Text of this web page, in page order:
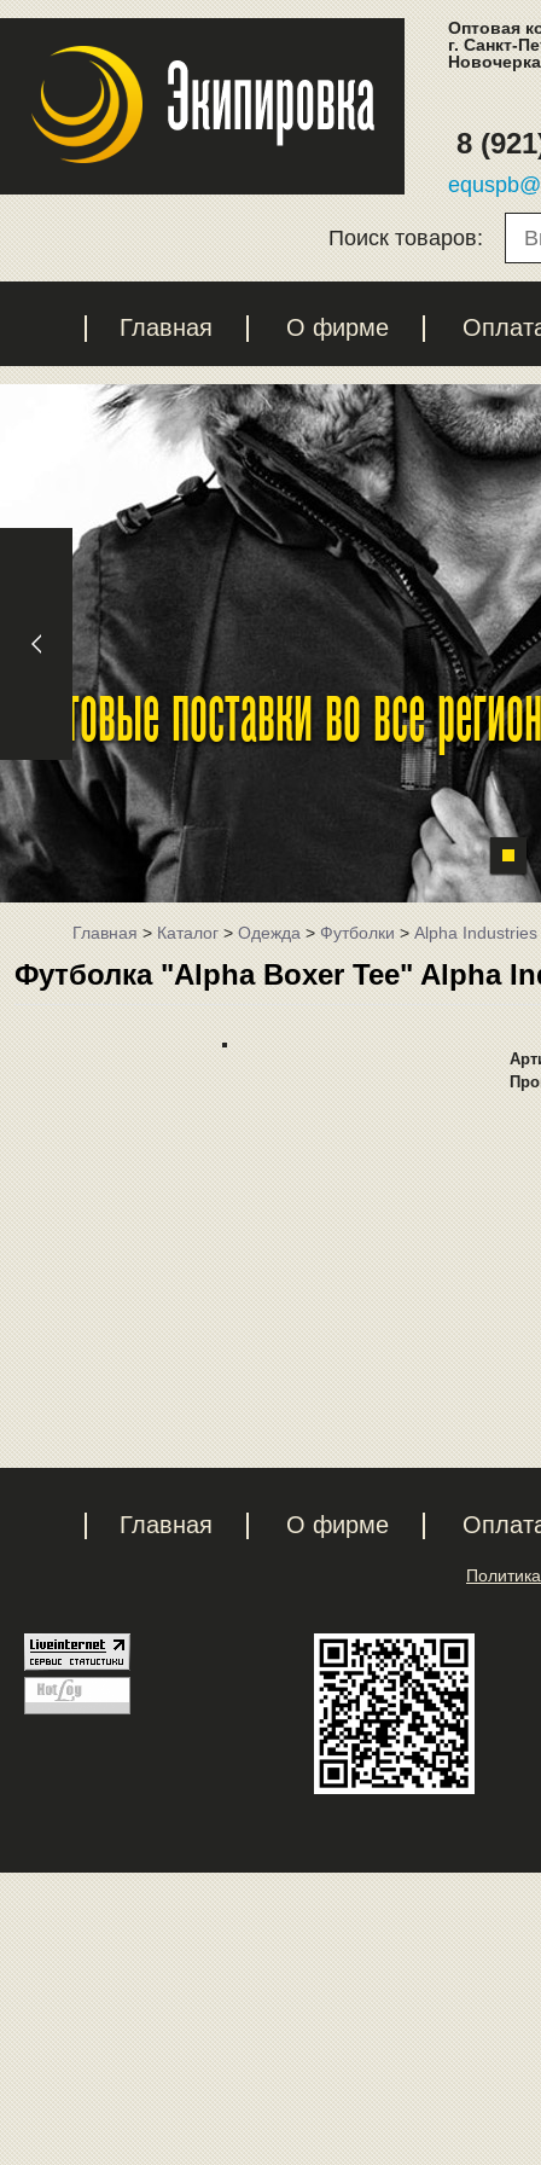
Оптовая
г. Санкт-
8
Поиск товаров:
Главная О фирме
Оптовые поставки во все
Главная>Каталог>Одежда>Футболки>Alpha Industries
Футболка "Alpha Boxer Tee" Alpha
Главная О фирме